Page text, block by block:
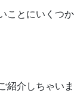
ことにいくつ
紹介しちゃい